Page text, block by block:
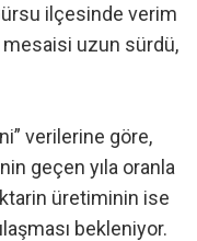
ilçesinde verim
uzun sürdü,
verilerine göre,
geçen yıla oranla
üretiminin ise
bekleniyor.